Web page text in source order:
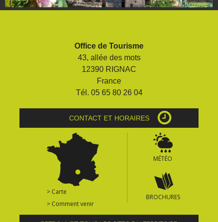
Office de Tourisme
43, allée des mots
12390 RIGNAC
France
Tél. 05 65 80 26 04
CONTACT ET HORAIRES
> Carte
> Comment venir
MÉTÉO
BROCHURES